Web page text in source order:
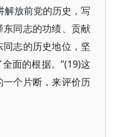
解放前党的历史，写
同志的功绩、贡献
志的历史地位，坚
面的根据。”(19)这
个片断，来评价历